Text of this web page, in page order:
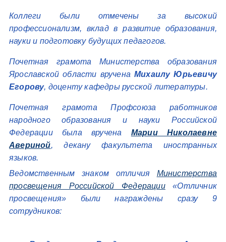
Коллеги были отмечены за высокий
профессионализм, вклад в развитие образования,
науки и подготовку будущих педагогов.
Почетная грамота Министерства образования
Ярославской области вручена Михаилу Юрьевичу
Егорову, доценту кафедры русской литературы.
Почетная грамота Профсоюза работников
народного образования и науки Российской
Федерации была вручена Марии Николаевне
Авериной, декану факультета иностранных
языков.
Ведомственным знаком отличия Министерства
просвещения Российской Федерации«Отличник
просвещения» были награждены сразу 9
сотрудников: